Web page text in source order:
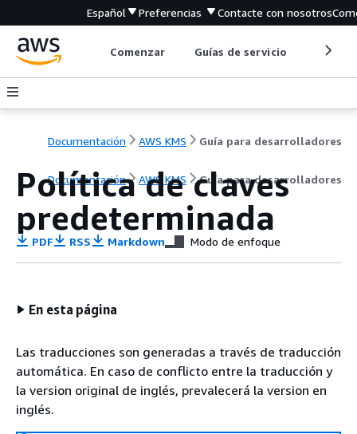
Español Preferencias Contacte con nosotros
Comenzar Guías de servicio
Documentación AWS KMS Guía para desarrolladores
Documentación AWS KMS Guía para desarrolladores
Política de claves
predeterminada
PDF RSS Markdown Modo de enfoque
En esta página
Las traducciones son generadas a través de traducción
automática. En caso de conflicto entre la traducción y
la version original de inglés, prevalecerá la version en
inglés.